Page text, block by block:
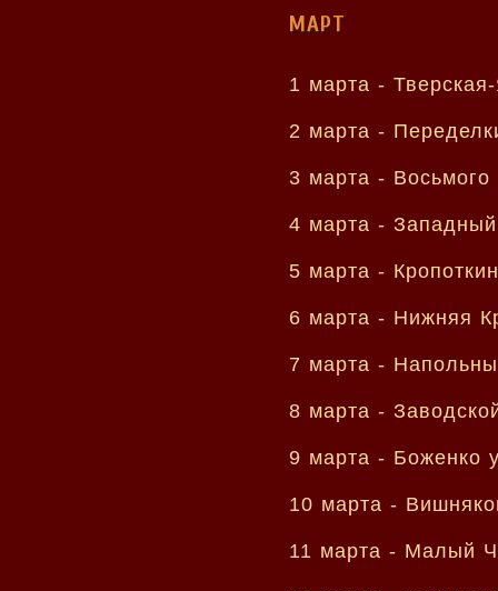
МАРТ
1 марта -
2 марта -
3 марта -
4 марта -
5 марта -
6 марта - Нижняя
7 марта -
8 марта -
9 марта - Боженко
10 марта -
11 марта - Малый